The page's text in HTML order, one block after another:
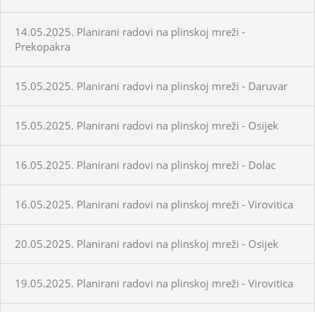
14.05.2025. Planirani radovi na plinskoj mreži -
Prekopakra
15.05.2025. Planirani radovi na plinskoj mreži - Daruvar
15.05.2025. Planirani radovi na plinskoj mreži - Osijek
16.05.2025. Planirani radovi na plinskoj mreži - Dolac
16.05.2025. Planirani radovi na plinskoj mreži - Virovitica
20.05.2025. Planirani radovi na plinskoj mreži - Osijek
19.05.2025. Planirani radovi na plinskoj mreži - Virovitica